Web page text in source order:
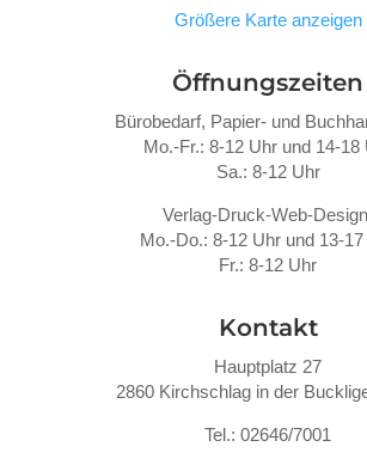
Größere Karte anzeigen
Öffnungszeiten
Bürobedarf, Papier- und
Mo.-Fr.: 8-12 Uhr und 14-18
Sa.: 8-12 Uhr
Verlag-Druck-Web-
Mo.-Do.: 8-12 Uhr und 13-
Fr.: 8-12 Uhr
Kontakt
Hauptplatz 27
2860 Kirchschlag in der
Tel.: 02646/7001